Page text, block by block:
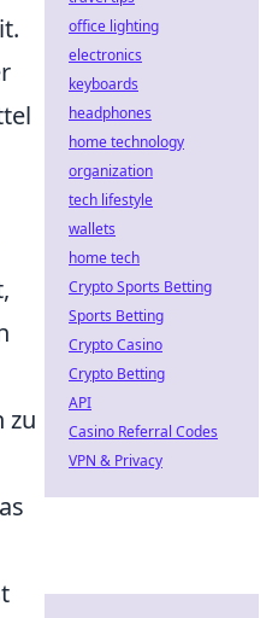
zu
office lighting
electronics
keyboards
headphones
home technology
organization
tech lifestyle
wallets
home tech
Crypto Sports Betting
Sports Betting
Crypto Casino
Crypto Betting
API
Casino Referral Codes
VPN & Privacy